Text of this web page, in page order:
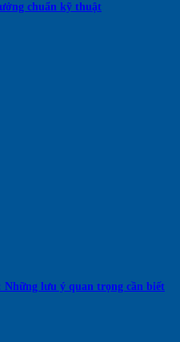
chuẩn kỹ thuật
Những lưu ý quan trọng cần biết